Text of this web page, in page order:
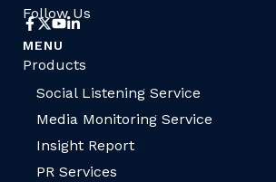
Follow Us
MENU
Products
Social Listening Service
Media Monitoring Service
Insight Report
PR Services